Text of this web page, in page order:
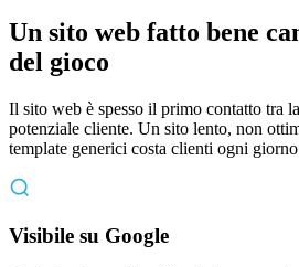
Un sito web fatto bene
del gioco
Il sito web è spesso il primo contatto tra
potenziale cliente. Un sito lento, non
template generici costa clienti ogni
Visibile su Google